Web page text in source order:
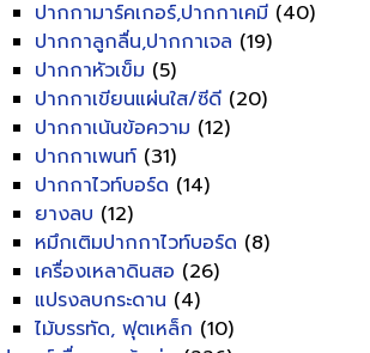
ปากกามาร์คเกอร์,ปากกาเคมี (40)
ปากกาลูกลื่น,ปากกาเจล (19)
ปากกาหัวเข็ม (5)
ปากกาเขียนแผ่นใส/ซีดี (20)
ปากกาเน้นข้อความ (12)
ปากกาเพนท์ (31)
ปากกาไวท์บอร์ด (14)
ยางลบ (12)
หมึกเติมปากกาไวท์บอร์ด (8)
เครื่องเหลาดินสอ (26)
แปรงลบกระดาน (4)
ไม้บรรทัด, ฟุตเหล็ก (10)